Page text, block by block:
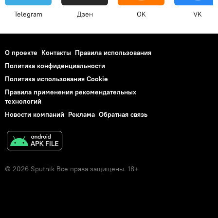
Telegram Дзен OK VK
О проекте Контакты Правила использования
Политика конфиденциальности
Политика использования Cookie
Правила применения рекомендательных
технологий
Новости компаний Реклама Обратная связь
© 2026 Sputnik Все права защищены. 18+